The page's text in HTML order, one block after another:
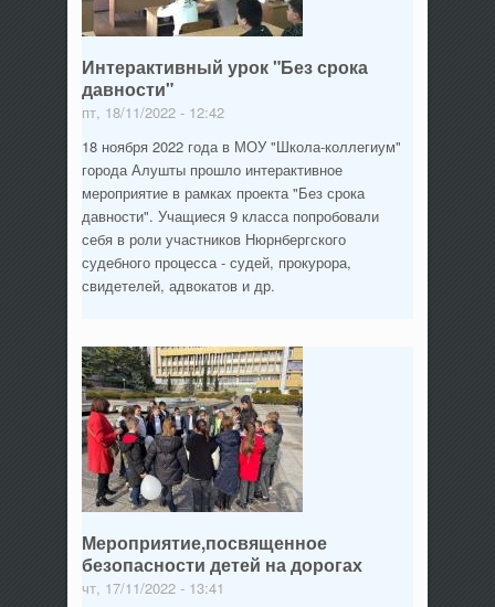
Интерактивный урок "Без срока
давности"
пт, 18/11/2022 - 12:42
18 ноября 2022 года в МОУ "Школа-коллегиум"
города Алушты прошло интерактивное
мероприятие в рамках проекта "Без срока
давности". Учащиеся 9 класса попробовали
себя в роли участников Нюрнбергского
судебного процесса - судей, прокурора,
свидетелей, адвокатов и др.
Мероприятие,посвященное
безопасности детей на дорогах
чт, 17/11/2022 - 13:41